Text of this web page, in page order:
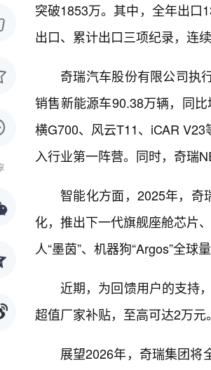
突破1853万。其中，全年出口
出口、累计出口三项纪录，连
奇瑞汽车股份有限公司执
销售新能源车90.38万辆，同
横G700、风云T11、iCAR
入行业第一阵营。同时，奇瑞
智能化方面，2025年，奇
化，推出下一代旗舰座舱芯片
人“墨茵”、机器狗“Argos”全
近期，为回馈用户的支持
超值厂家补贴，至高可达2万
展望2026年，奇瑞集团将